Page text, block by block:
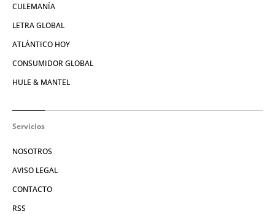
CULEMANÍA
LETRA GLOBAL
ATLÁNTICO HOY
CONSUMIDOR GLOBAL
HULE & MANTEL
Servicios
NOSOTROS
AVISO LEGAL
CONTACTO
RSS